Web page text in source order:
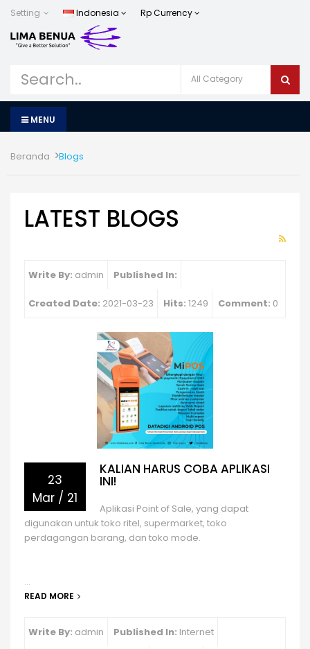
Setting Indonesia RpCurrency
MENU
Beranda Blogs
LATEST BLOGS
Write By: admin Published In:
Created Date: 2021-03-23 Hits: 1249 Comment: 0
23
Mar / 21
KALIAN HARUS COBA APLIKASI
INI!
Aplikasi Point of Sale, yang dapat
digunakan untuk toko ritel, supermarket, toko
perdagangan barang, dan toko mode.
...
READ MORE
Write By: admin Published In: Internet